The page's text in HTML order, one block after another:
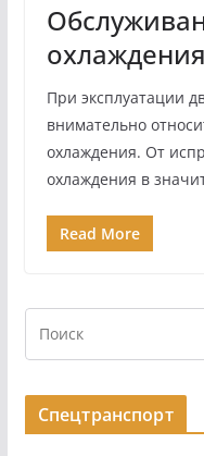
охлаждения
При эксплуатации
внимательно
охлаждения. От
охлаждения в
Read More
Спецтранспорт